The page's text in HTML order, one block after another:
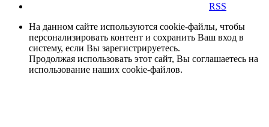
RSS
На данном сайте используются cookie-файлы, чтобы
персонализировать контент и сохранить Ваш вход в
систему, если Вы зарегистрируетесь.
Продолжая использовать этот сайт, Вы соглашаетесь на
использование наших cookie-файлов.